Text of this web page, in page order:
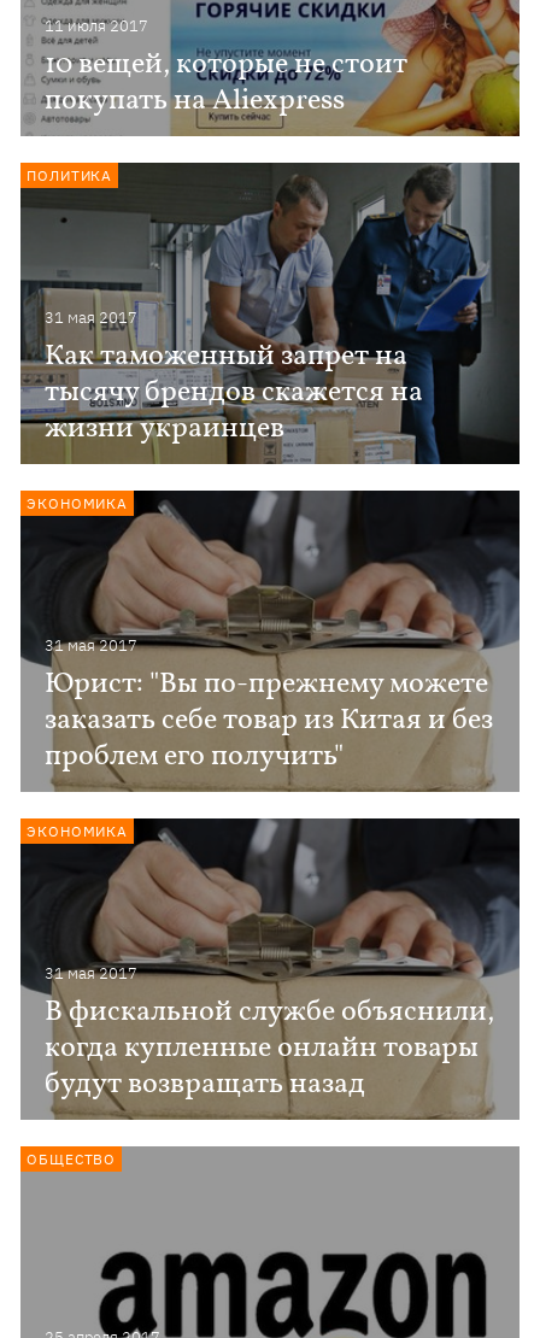
11 июля 2017
10 вещей, которые не стоит
покупать на Aliexpress
31 мая 2017
Как таможенный запрет на
тысячу брендов скажется на
жизни украинцев
ПОЛИТИКА
31 мая 2017
Юрист: "Вы по-прежнему можете
заказать себе товар из Китая и без
проблем его получить"
ЭКОНОМИКА
31 мая 2017
В фискальной службе объяснили,
когда купленные онлайн товары
будут возвращать назад
ЭКОНОМИКА
ОБЩЕСТВО